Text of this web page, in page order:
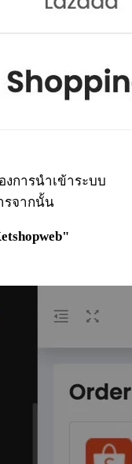
งการนำเข้าระบบ
รจากนั้น